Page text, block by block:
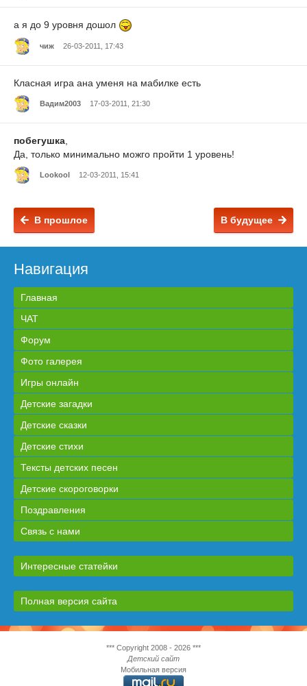
а я до 9 уровня дошол
чиж 26-03-2011, 17:43
Класная игра ана уменя на мабилке есть
Вадим2003 17-03-2011, 21:30
побегушка
Да, только минимально можго пройти 1 уровень!
Lookool 12-03-2011, 15:41
В будущее
В прошлое
Навигация
Главная
ЧАТ
Форум
Фото галерея
Игры онлайн
Детские загадки
Детские сказки
Детские стихи
Тексты детских песен
Детские скороговорки
Поздравления
Связь с нами
Интересные статейки
Полная версия сайта
*** Copyright 2008 - 2026 ***
Детский сайт
Мобильная версия